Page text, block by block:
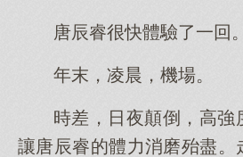
唐辰睿很快體驗了一回。
年末，凌晨，機場。
時差，日夜顛倒，高強
讓唐辰睿的體力消磨殆盡。